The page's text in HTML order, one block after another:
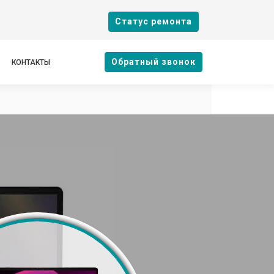
Cтатус ремонта
КОНТАКТЫ Oбратный звонок